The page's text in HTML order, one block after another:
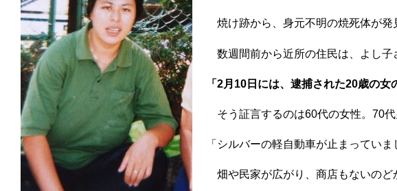
焼け跡から、身元不明の焼死体が発
数週間前から近所の住民は、よし子
「2月10日には、逮捕された20歳の女
そう証言するのは60代の女性。70代
「シルバーの軽自動車が止まってい
畑や民家が広がり、商店もないのど